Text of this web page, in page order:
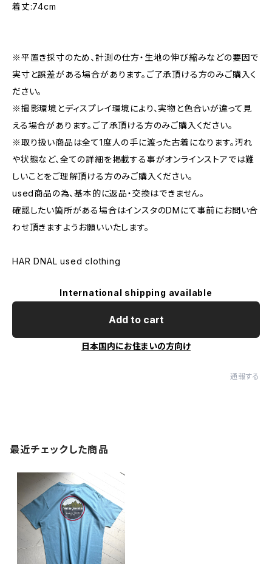
着丈:74cm
※平置き採寸のため、計測の仕方・生地の伸び縮みなどの要因で
実寸と誤差がある場合があります。ご了承頂ける方のみご購入く
ださい。
※撮影環境とディスプレイ環境により、実物と色合いが違って見
える場合があります。ご了承頂ける方のみご購入ください。
※取り扱い商品は全て1度人の手に渡った古着になります。汚れ
や状態など、全ての詳細を掲載する事がオンラインストアでは難
しいことをご理解頂ける方のみご購入ください。
used商品の為、基本的に返品・交換はできません。
確認したい箇所がある場合はインスタのDMにて事前にお問い合
わせ頂きますようお願いいたします。
HAR DNAL used clothing
International shipping available
Add to cart
日本国内にお住まいの方向け
通報する
最近チェックした商品